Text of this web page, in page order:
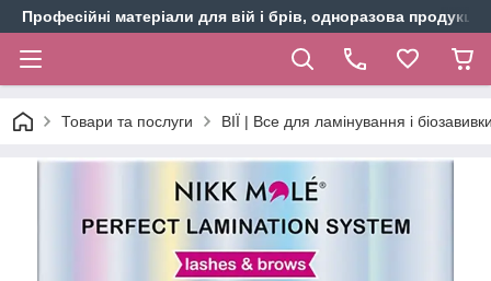
Професійні матеріали для вій і брів, одноразова продукція
Товари та послуги ВІЇ | Все для ламінування і